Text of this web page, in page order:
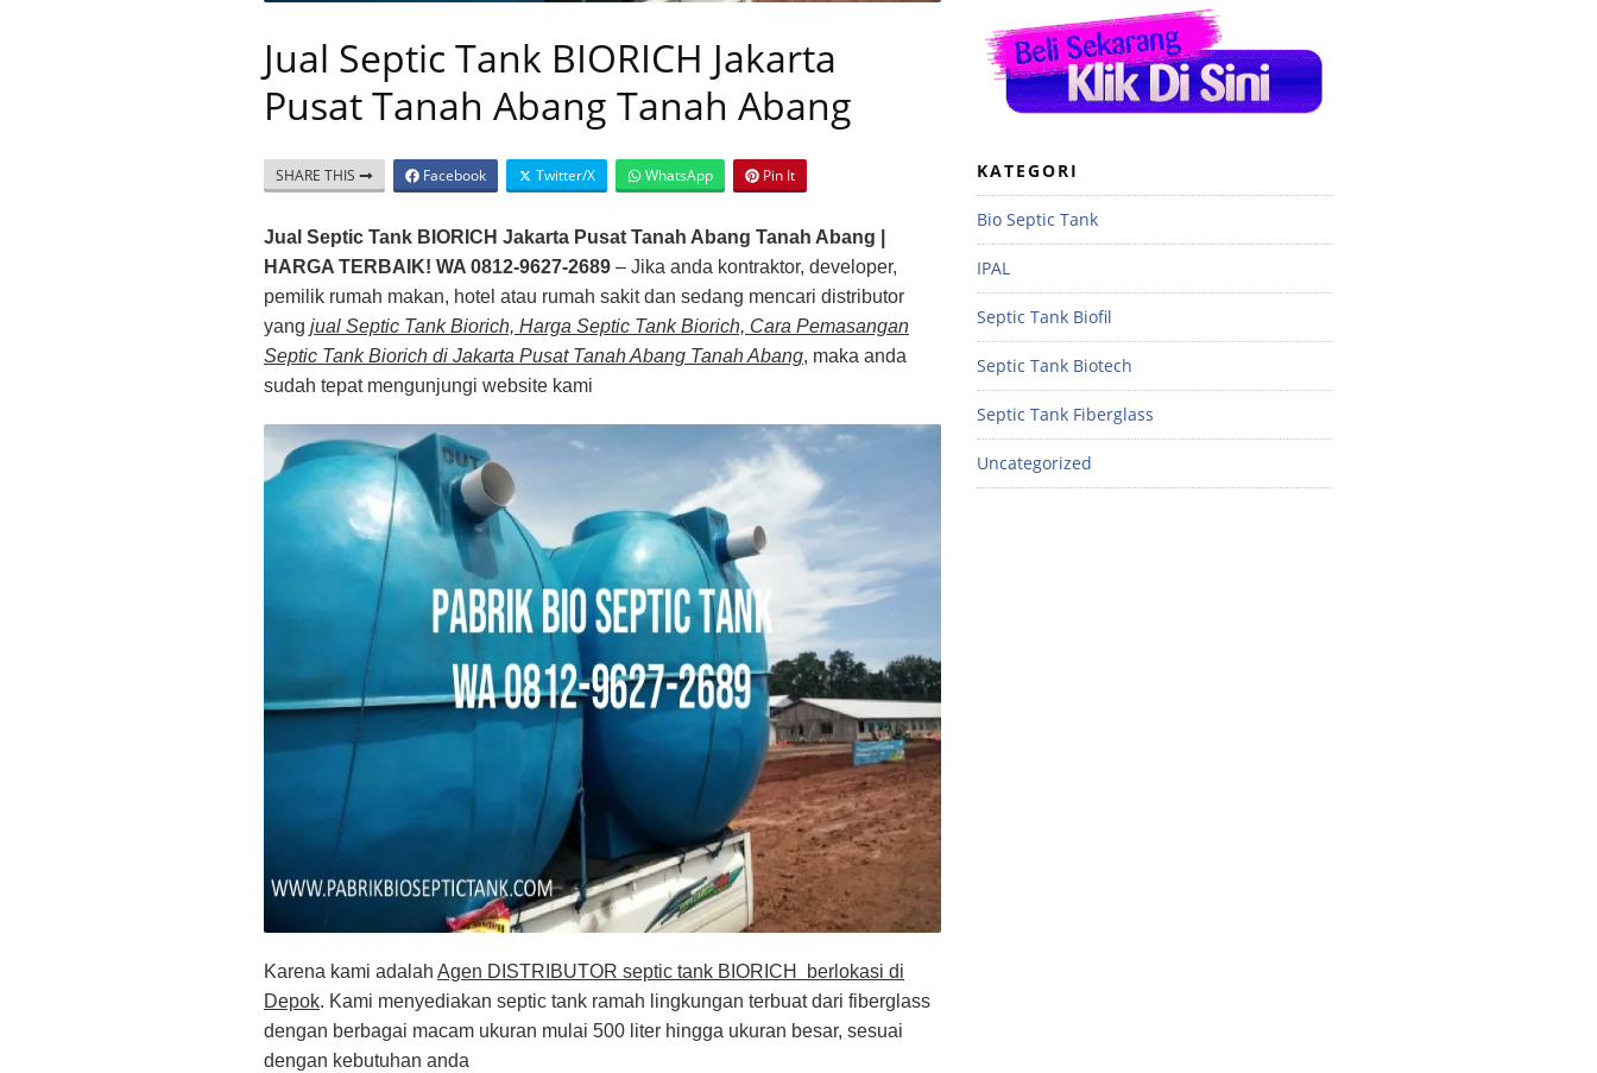
Jual Septic Tank BIORICH Jakarta
Pusat Tanah Abang Tanah Abang
SHARE THIS Facebook Twitter/X WhatsApp Pin It
Jual Septic Tank BIORICH Jakarta Pusat Tanah Abang Tanah Abang |
HARGA TERBAIK! WA 0812-9627-2689 – Jika anda kontraktor, developer,
pemilik rumah makan, hotel atau rumah sakit dan sedang mencari distributor
yang jual Septic Tank Biorich, Harga Septic Tank Biorich, Cara Pemasangan
Septic Tank Biorich di Jakarta Pusat Tanah Abang Tanah Abang, maka anda
sudah tepat mengunjungi website kami
Karena kami adalah Agen DISTRIBUTOR septic tank BIORICH berlokasi di
Depok. Kami menyediakan septic tank ramah lingkungan terbuat dari fiberglass
dengan berbagai macam ukuran mulai 500 liter hingga ukuran besar, sesuai
dengan kebutuhan anda
KATEGORI
Bio Septic Tank
IPAL
Septic Tank Biofil
Septic Tank Biotech
Septic Tank Fiberglass
Uncategorized